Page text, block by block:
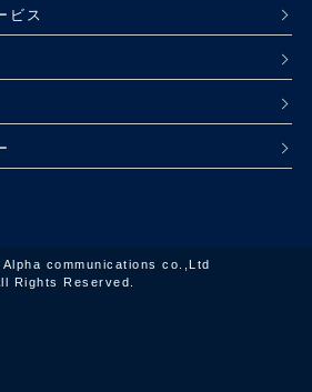
ビス
communications co.,Ltd
Rights Reserved.